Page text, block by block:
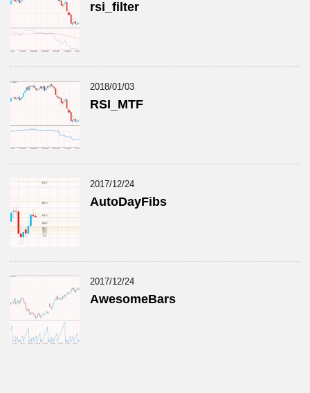
rsi_filter
2018/01/03
RSI_MTF
2017/12/24
AutoDayFibs
2017/12/24
AwesomeBars